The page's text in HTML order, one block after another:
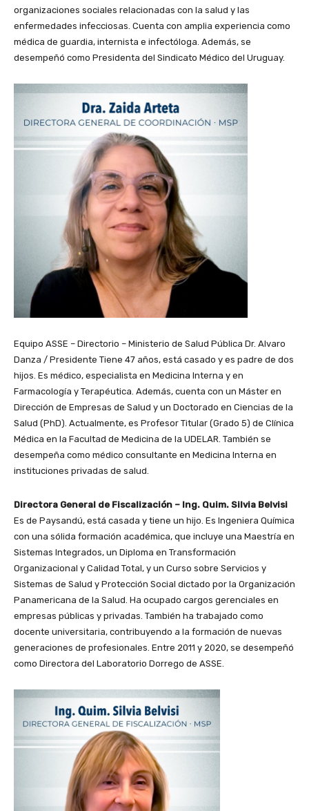
organizaciones sociales relacionadas con la salud y las
enfermedades infecciosas. Cuenta con amplia experiencia como
médica de guardia, internista e infectóloga. Además, se
desempeñó como Presidenta del Sindicato Médico del Uruguay.
Equipo ASSE – Directorio – Ministerio de Salud Pública Dr. Alvaro
Danza / Presidente Tiene 47 años, está casado y es padre de dos
hijos. Es médico, especialista en Medicina Interna y en
Farmacología y Terapéutica. Además, cuenta con un Máster en
Dirección de Empresas de Salud y un Doctorado en Ciencias de la
Salud (PhD). Actualmente, es Profesor Titular (Grado 5) de Clínica
Médica en la Facultad de Medicina de la UDELAR. También se
desempeña como médico consultante en Medicina Interna en
instituciones privadas de salud.
Directora General de Fiscalización – Ing. Quim. Silvia Belvisi
Es de Paysandú, está casada y tiene un hijo. Es Ingeniera Química
con una sólida formación académica, que incluye una Maestría en
Sistemas Integrados, un Diploma en Transformación
Organizacional y Calidad Total, y un Curso sobre Servicios y
Sistemas de Salud y Protección Social dictado por la Organización
Panamericana de la Salud. Ha ocupado cargos gerenciales en
empresas públicas y privadas. También ha trabajado como
docente universitaria, contribuyendo a la formación de nuevas
generaciones de profesionales. Entre 2011 y 2020, se desempeñó
como Directora del Laboratorio Dorrego de ASSE.